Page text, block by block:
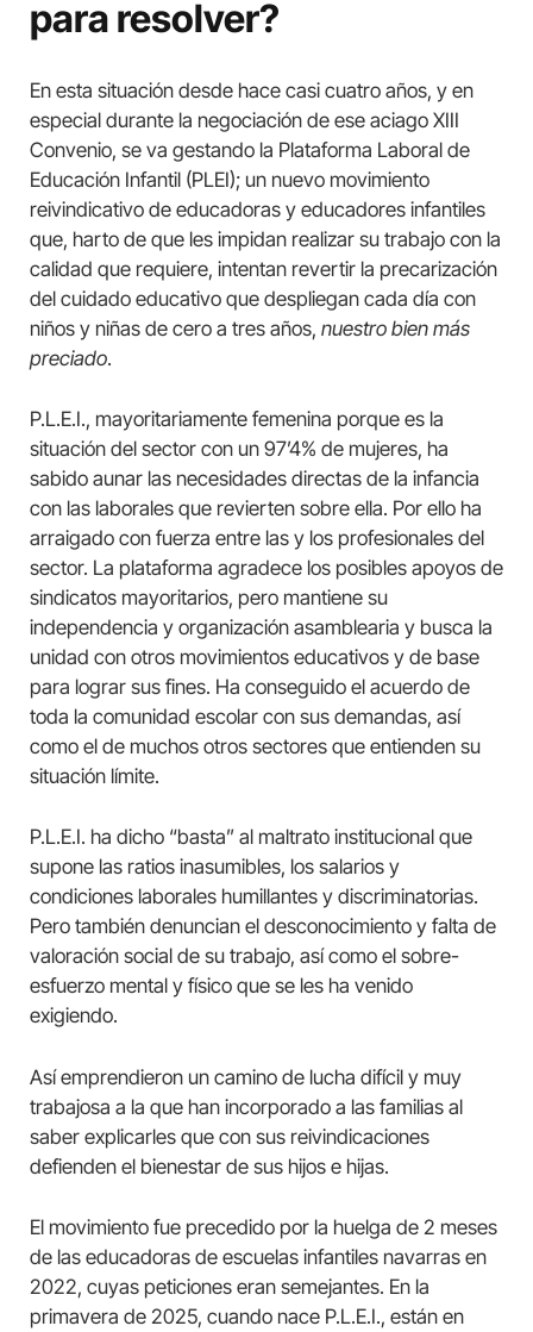
para resolver?
En esta situación desde hace casi cuatro años, y en
especial durante la negociación de ese aciago XIII
Convenio, se va gestando la Plataforma Laboral de
Educación Infantil (PLEI); un nuevo movimiento
reivindicativo de educadoras y educadores infantiles
que, harto de que les impidan realizar su trabajo con la
calidad que requiere, intentan revertir la precarización
del cuidado educativo que despliegan cada día con
niños y niñas de cero a tres años, nuestro bien más
preciado.
P.L.E.I., mayoritariamente femenina porque es la
situación del sector con un 97’4% de mujeres, ha
sabido aunar las necesidades directas de la infancia
con las laborales que revierten sobre ella. Por ello ha
arraigado con fuerza entre las y los profesionales del
sector. La plataforma agradece los posibles apoyos de
sindicatos mayoritarios, pero mantiene su
independencia y organización asamblearia y busca la
unidad con otros movimientos educativos y de base
para lograr sus fines. Ha conseguido el acuerdo de
toda la comunidad escolar con sus demandas, así
como el de muchos otros sectores que entienden su
situación límite.
P.L.E.I. ha dicho “basta” al maltrato institucional que
supone las ratios inasumibles, los salarios y
condiciones laborales humillantes y discriminatorias.
Pero también denuncian el desconocimiento y falta de
valoración social de su trabajo, así como el sobre-
esfuerzo mental y físico que se les ha venido
exigiendo.
Así emprendieron un camino de lucha difícil y muy
trabajosa a la que han incorporado a las familias al
saber explicarles que con sus reivindicaciones
defienden el bienestar de sus hijos e hijas.
El movimiento fue precedido por la huelga de 2 meses
de las educadoras de escuelas infantiles navarras en
2022, cuyas peticiones eran semejantes. En la
primavera de 2025, cuando nace P.L.E.I., están en